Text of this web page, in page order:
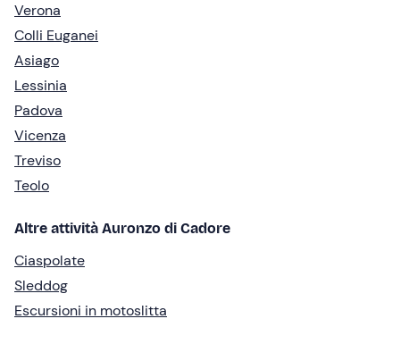
Verona
Colli Euganei
Asiago
Lessinia
Padova
Vicenza
Treviso
Teolo
Altre attività Auronzo di Cadore
Ciaspolate
Sleddog
Escursioni in motoslitta